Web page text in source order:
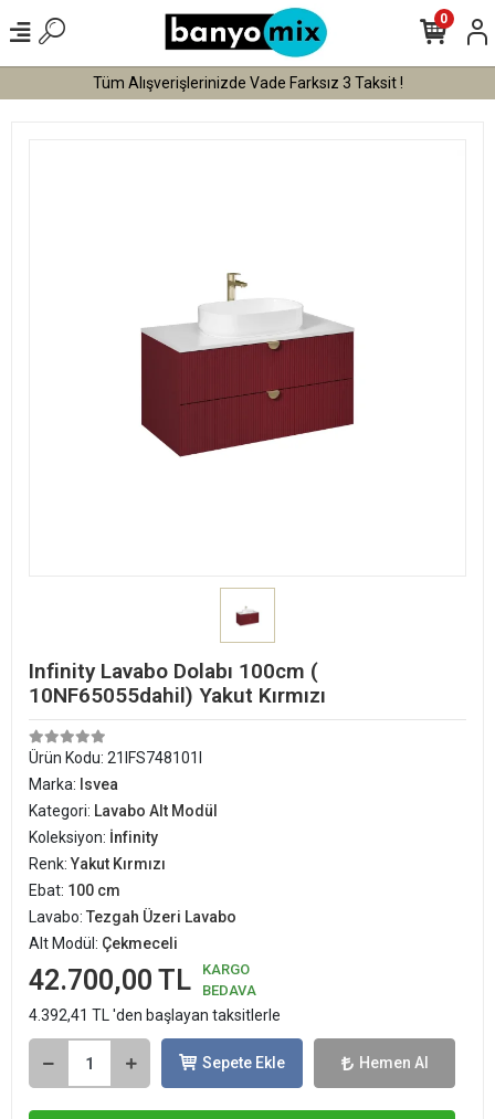
Tüm Alışverişlerinizde Vade Farksız 3 Taksit !
0
Infinity Lavabo Dolabı 100cm (
10NF65055dahil) Yakut Kırmızı
Ürün Kodu: 21IFS748101I
Marka: Isvea
Kategori: Lavabo Alt Modül
Koleksiyon: İnfinity
Renk:Yakut Kırmızı
Ebat: 100 cm
Lavabo: Tezgah Üzeri Lavabo
Alt Modül: Çekmeceli
42.700,00 TL
KARGO
BEDAVA
4.392,41 TL 'den başlayan taksitlerle
Sepete Ekle Hemen Al